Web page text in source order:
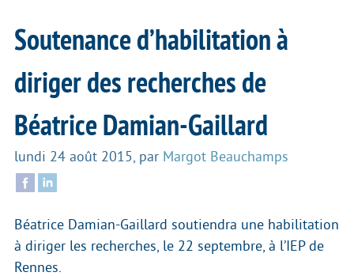
Soutenance d’habilitation à
diriger des recherches de
Béatrice Damian-Gaillard
lundi 24 août 2015, par Margot Beauchamps
Béatrice Damian-Gaillard soutiendra une habilitation
à diriger les recherches, le 22 septembre, à l’IEP de
Rennes.